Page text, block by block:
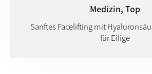
Medizin, Top
Sanftes Facelifting mit
für Eilige